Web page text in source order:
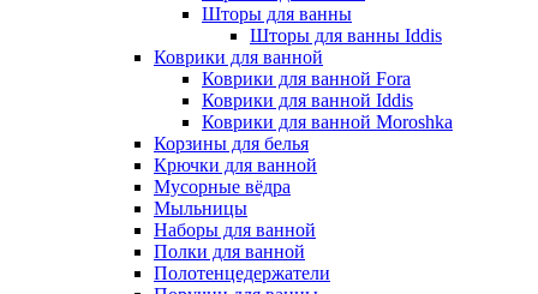
Шторы для ванны
Шторы для ванны Iddis
Коврики для ванной
Коврики для ванной Fora
Коврики для ванной Iddis
Коврики для ванной Moroshka
Корзины для белья
Крючки для ванной
Мусорные вёдра
Мыльницы
Наборы для ванной
Полки для ванной
Полотенцедержатели